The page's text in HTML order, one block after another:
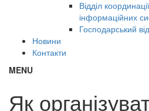
Відділ
інформаційних
Господарський
Новини
Контакти
MENU
Як